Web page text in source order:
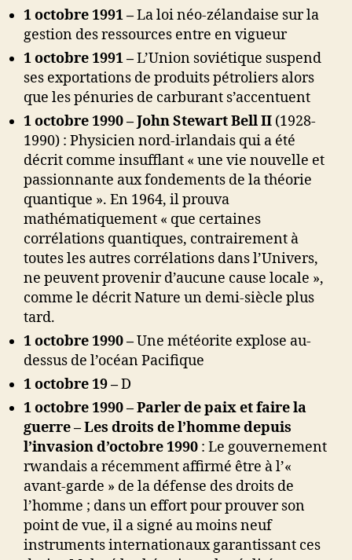
1 octobre 1991 –La loi néo-zélandaise sur la
gestion des ressources entre en vigueur
1 octobre 1991 –L’Union soviétique suspend
ses exportations de produits pétroliers alors
que les pénuries de carburant s’accentuent
1 octobre 1990 – John Stewart Bell II (1928-
1990) : Physicien nord-irlandais qui a été
décrit comme insufflant « une vie nouvelle et
passionnante aux fondements de la théorie
quantique ». En 1964, il prouva
mathématiquement « que certaines
corrélations quantiques, contrairement à
toutes les autres corrélations dans l’Univers,
ne peuvent provenir d’aucune cause locale »,
comme le décrit Nature un demi-siècle plus
tard.
1 octobre 1990 –Une météorite explose au-
dessus de l’océan Pacifique
1 octobre 19 –D
1 octobre 1990– Parler de paix et faire la
guerre – Les droits de l’homme depuis
l’invasion d’octobre 1990 : Le gouvernement
rwandais a récemment affirmé être à l’«
avant-garde » de la défense des droits de
l’homme ; dans un effort pour prouver son
point de vue, il a signé au moins neuf
instruments internationaux garantissant ces